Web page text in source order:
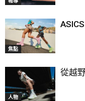
焦點
人物
從越